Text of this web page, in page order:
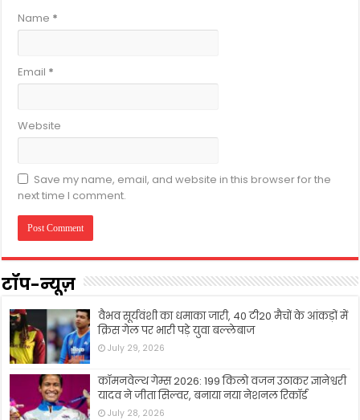
Name *
Email *
Website
Save my name, email, and website in this browser for the
next time I comment.
टॉप-न्यूज़
वैभव सूर्यवंशी का धमाका जारी, 40 टी20 मैचों के आंकड़ों में
क्रिस गेल पर भारी पड़े युवा बल्लेबाज
July 29, 2026
कॉमनवेल्थ गेम्स 2026: 199 किलो वजन उठाकर ज्ञानेश्वरी
यादव ने जीता सिल्वर, बनाया नया नेशनल रिकॉर्ड
July 28, 2026